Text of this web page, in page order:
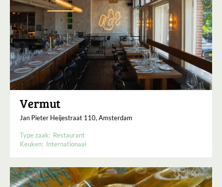
Vermut
Jan Pieter Heijestraat 110, Amsterdam
Type zaak: Restaurant
Keuken: Internationaal